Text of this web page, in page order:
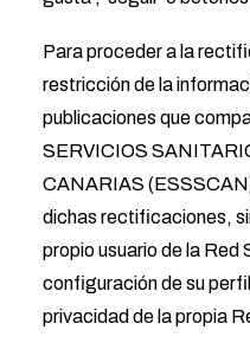
Para proceder a la
restricción de la
publicaciones que
SERVICIOS
CANARIAS
dichas rectificaciones,
propio usuario de la Red
configuración de su
privacidad de la propia